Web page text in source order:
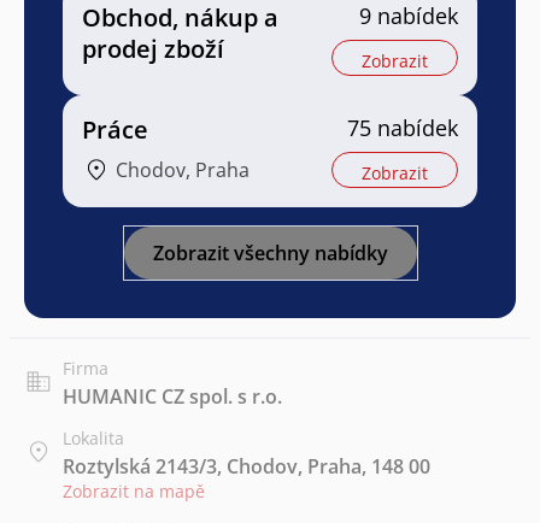
Obchod, nákup a
prodej zboží
9 nabídek
Zobrazit
Práce
Chodov, Praha
75 nabídek
Zobrazit
Zobrazit všechny nabídky
Firma
HUMANIC CZ spol. s r.o.
Lokalita
Roztylská 2143/3, Chodov, Praha, 148 00
Zobrazit na mapě